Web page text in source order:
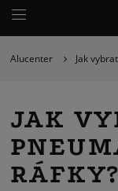
Alucenter Jak
JAK
RÁFKY?